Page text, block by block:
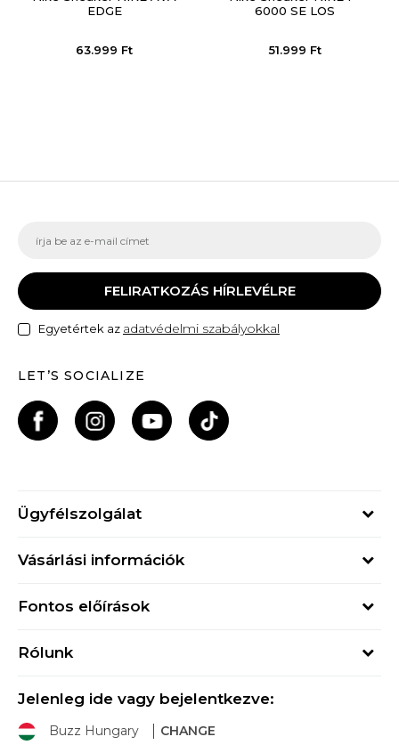
EDGE
63.999 Ft
6000 SE LOS
51.999 Ft
FELIRATKOZÁS HÍRLEVÉLRE
Egyetértek az adatvédelmi szabályokkal
LET’S SOCIALIZE
Ügyfélszolgálat
online@buzzsneakers.hu
Vásárlási információk
Visszatérítések
Ajándékkártya
Fontos előírások
Sport & Bonus szabályzata
Rólunk
Buzz márkák
Üzletek
Jelenleg ide vagy bejelentkezve:
Buzz Hungary CHANGE